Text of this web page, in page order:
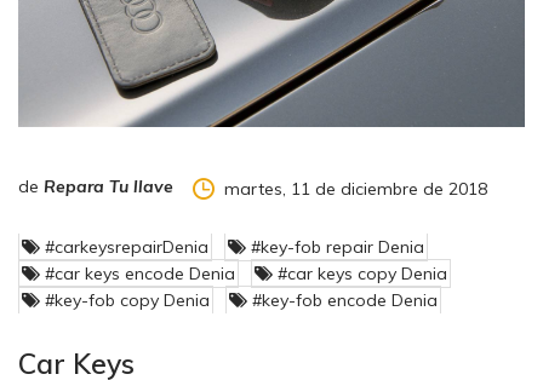
de Repara Tu llave martes, 11 de diciembre de 2018
#carkeysrepairDenia
#key-fob repair Denia
#car keys encode Denia
#car keys copy Denia
#key-fob copy Denia
#key-fob encode Denia
Car Keys